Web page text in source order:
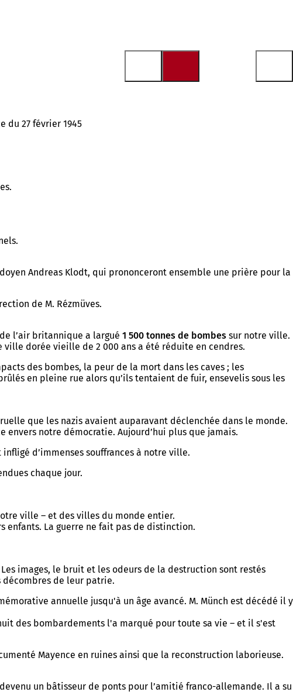
du 27 février 1945
Andreas Klodt, qui prononceront ensemble une prière pour la
de M. Rézmüves.
l’air britannique a largué 1 500 tonnes de bombes sur notre ville.
dorée vieille de 2 000 ans a été réduite en cendres.
des bombes, la peur de la mort dans les caves ; les
en pleine rue alors qu’ils tentaient de fuir, ensevelis sous les
que les nazis avaient auparavant déclenchée dans le monde.
envers notre démocratie. Aujourd’hui plus que jamais.
d’immenses souffrances à notre ville.
chaque jour.
ville – et des villes du monde entier.
enfants. La guerre ne fait pas de distinction.
images, le bruit et les odeurs de la destruction sont restés
décombres de leur patrie.
annuelle jusqu'à un âge avancé. M. Münch est décédé il y
des bombardements l'a marqué pour toute sa vie – et il s'est
Mayence en ruines ainsi que la reconstruction laborieuse.
un bâtisseur de ponts pour l’amitié franco-allemande. Il a su